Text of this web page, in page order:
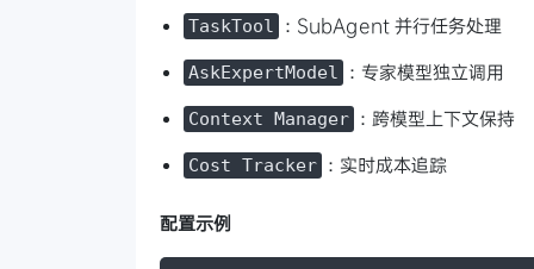
TaskTool ：SubAgent 并行任务处理
AskExpertModel ：专家模型独立调用
Context Manager ：跨模型上下文保持
Cost Tracker ：实时成本追踪
配置示例